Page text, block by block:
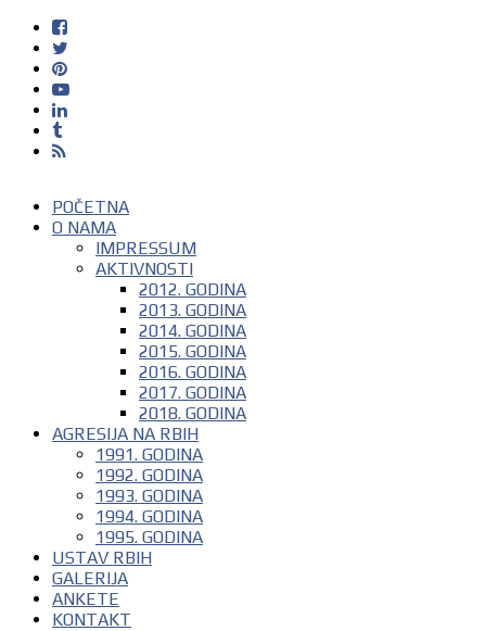
POČETNA
O NAMA
IMPRESSUM
AKTIVNOSTI
2012. GODINA
2013. GODINA
2014. GODINA
2015. GODINA
2016. GODINA
2017. GODINA
2018. GODINA
AGRESIJA NA RBIH
1991. GODINA
1992. GODINA
1993. GODINA
1994. GODINA
1995. GODINA
USTAV RBIH
GALERIJA
ANKETE
KONTAKT